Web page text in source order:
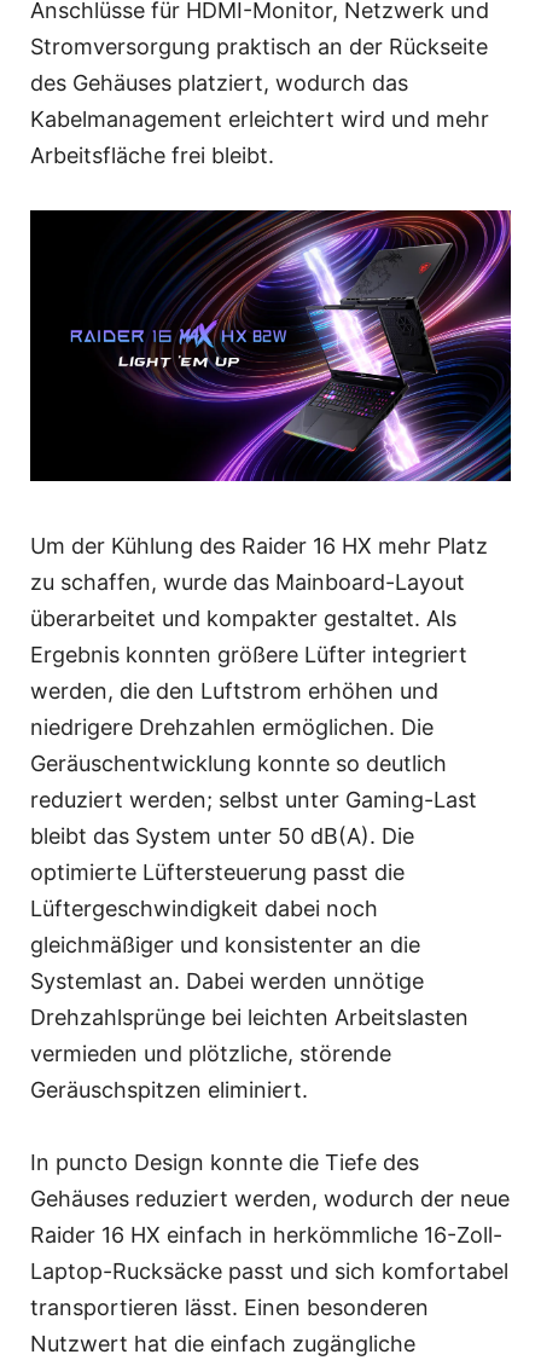
Anschlüsse für HDMI-Monitor, Netzwerk und
Stromversorgung praktisch an der Rückseite
des Gehäuses platziert, wodurch das
Kabelmanagement erleichtert wird und mehr
Arbeitsfläche frei bleibt.
Um der Kühlung des Raider 16 HX mehr Platz
zu schaffen, wurde das Mainboard-Layout
überarbeitet und kompakter gestaltet. Als
Ergebnis konnten größere Lüfter integriert
werden, die den Luftstrom erhöhen und
niedrigere Drehzahlen ermöglichen. Die
Geräuschentwicklung konnte so deutlich
reduziert werden; selbst unter Gaming-Last
bleibt das System unter 50 dB(A). Die
optimierte Lüftersteuerung passt die
Lüftergeschwindigkeit dabei noch
gleichmäßiger und konsistenter an die
Systemlast an. Dabei werden unnötige
Drehzahlsprünge bei leichten Arbeitslasten
vermieden und plötzliche, störende
Geräuschspitzen eliminiert.
In puncto Design konnte die Tiefe des
Gehäuses reduziert werden, wodurch der neue
Raider 16 HX einfach in herkömmliche 16-Zoll-
Laptop-Rucksäcke passt und sich komfortabel
transportieren lässt. Einen besonderen
Nutzwert hat die einfach zugängliche